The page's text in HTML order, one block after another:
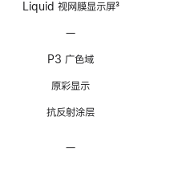
Liquid 视网膜显示屏3
—
持
ProMotion
适
P3 广色域
原彩显示
抗反射涂层
—